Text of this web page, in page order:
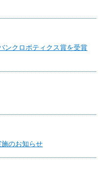
ンクロボティクス賞を受賞
施のお知らせ